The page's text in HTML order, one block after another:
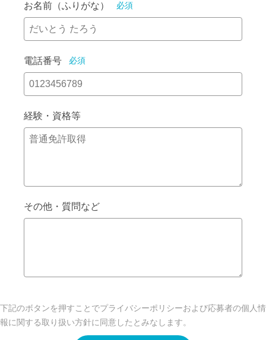
お名前（ふりがな） 必須
電話番号 必須
経験・資格等
その他・質問など
下記のボタンを押すことでプライバシーポリシーおよび応募者の個人情
報に関する取り扱い方針に同意したとみなします。